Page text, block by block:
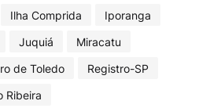
Ilha Comprida
Iporanga
Juquiá
Miracatu
de Toledo
Registro-SP
Ribeira